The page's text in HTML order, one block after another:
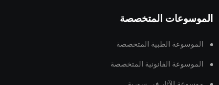
الموسوعات المتخصصة
الموسوعة الطبية المتخصصة
الموسوعة القانونية المتخصصة